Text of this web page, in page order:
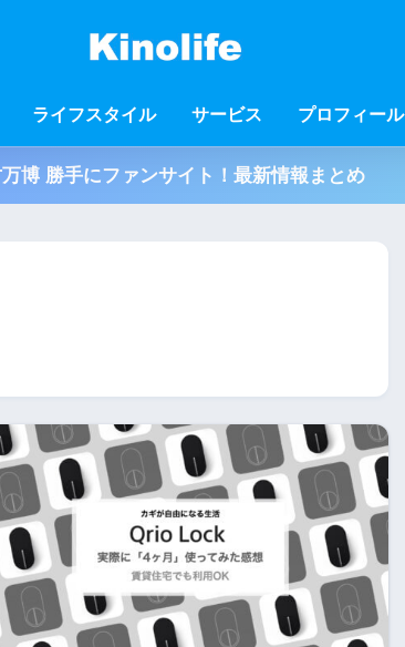
ライフスタイル サービス プロフィール
博 勝手にファンサイト！最新情報まとめ